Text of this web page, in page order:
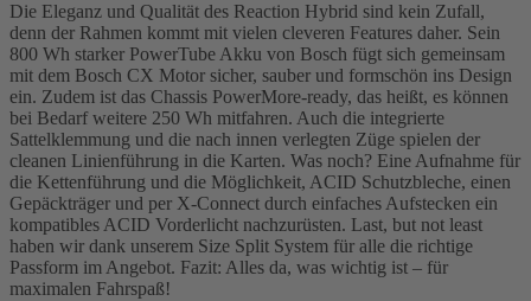
Die Eleganz und Qualität des Reaction Hybrid sind kein Zufall,
denn der Rahmen kommt mit vielen cleveren Features daher. Sein
800 Wh starker PowerTube Akku von Bosch fügt sich gemeinsam
mit dem Bosch CX Motor sicher, sauber und formschön ins Design
ein. Zudem ist das Chassis PowerMore-ready, das heißt, es können
bei Bedarf weitere 250 Wh mitfahren. Auch die integrierte
Sattelklemmung und die nach innen verlegten Züge spielen der
cleanen Linienführung in die Karten. Was noch? Eine Aufnahme für
die Kettenführung und die Möglichkeit, ACID Schutzbleche, einen
Gepäckträger und per X-Connect durch einfaches Aufstecken ein
kompatibles ACID Vorderlicht nachzurüsten. Last, but not least
haben wir dank unserem Size Split System für alle die richtige
Passform im Angebot. Fazit: Alles da, was wichtig ist – für
maximalen Fahrspaß!